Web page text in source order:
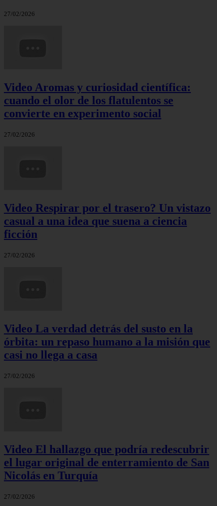
27/02/2026
Video Aromas y curiosidad científica:
cuando el olor de los flatulentos se
convierte en experimento social
27/02/2026
Video Respirar por el trasero? Un vistazo
casual a una idea que suena a ciencia
ficción
27/02/2026
Video La verdad detrás del susto en la
órbita: un repaso humano a la misión que
casi no llega a casa
27/02/2026
Video El hallazgo que podría redescubrir
el lugar original de enterramiento de San
Nicolás en Turquía
27/02/2026